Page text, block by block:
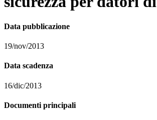
Data pubblicazione
19/nov/2013
Data scadenza
16/dic/2013
Documenti principali